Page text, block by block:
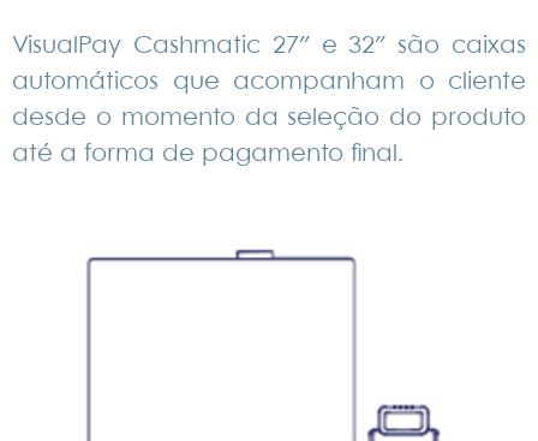
VisualPay Cashmatic 27″ e 32″ são caixas
automáticos que acompanham o cliente
desde o momento da seleção do produto
até a forma de pagamento final.